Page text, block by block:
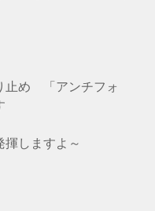
止め　「アンチフォ
揮しますよ～